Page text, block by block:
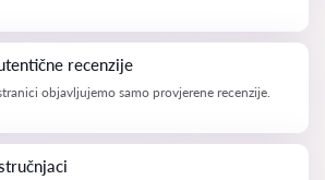
recenzije
objavljujemo samo provjerene recenzije.